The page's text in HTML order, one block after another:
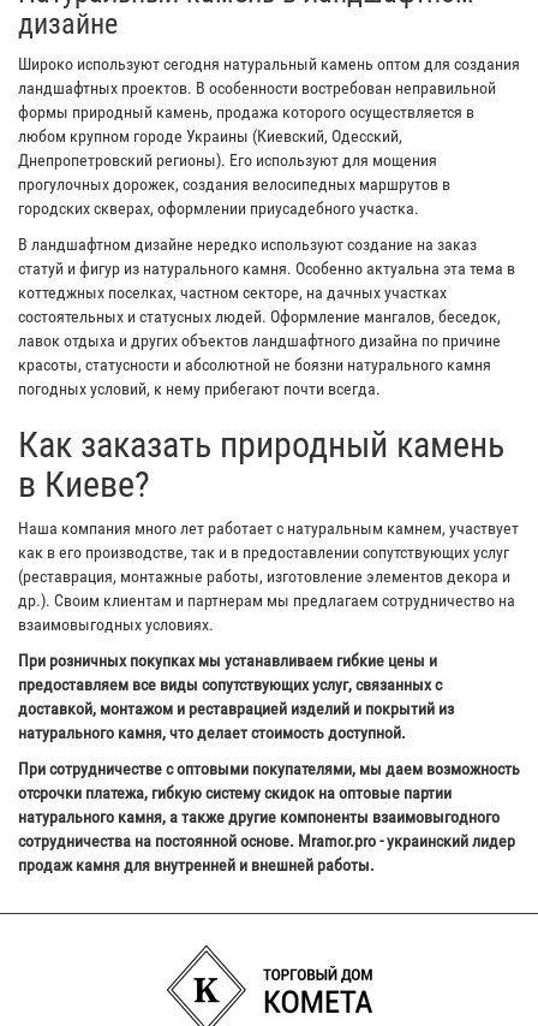
дизайне
Широко используют сегодня натуральный камень оптом для создания
ландшафтных проектов. В особенности востребован неправильной
формы природный камень, продажа которого осуществляется в
любом крупном городе Украины (Киевский, Одесский,
Днепропетровский регионы). Его используют для мощения
прогулочных дорожек, создания велосипедных маршрутов в
городских скверах, оформлении приусадебного участка.
В ландшафтном дизайне нередко используют создание на заказ
статуй и фигур из натурального камня. Особенно актуальна эта тема в
коттеджных поселках, частном секторе, на дачных участках
состоятельных и статусных людей. Оформление мангалов, беседок,
лавок отдыха и других объектов ландшафтного дизайна по причине
красоты, статусности и абсолютной не боязни натурального камня
погодных условий, к нему прибегают почти всегда.
Как заказать природный камень
в Киеве?
Наша компания много лет работает с натуральным камнем, участвует
как в его производстве, так и в предоставлении сопутствующих услуг
(реставрация, монтажные работы, изготовление элементов декора и
др.). Своим клиентам и партнерам мы предлагаем сотрудничество на
взаимовыгодных условиях.
При розничных покупках мы устанавливаем гибкие цены и
предоставляем все виды сопутствующих услуг, связанных с
доставкой, монтажом и реставрацией изделий и покрытий из
натурального камня, что делает стоимость доступной.
При сотрудничестве с оптовыми покупателями, мы даем возможность
отсрочки платежа, гибкую систему скидок на оптовые партии
натурального камня, а также другие компоненты взаимовыгодного
сотрудничества на постоянной основе. Mramor.pro - украинский лидер
продаж камня для внутренней и внешней работы.